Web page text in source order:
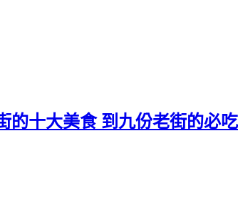
的十大美食 到九份老街的必